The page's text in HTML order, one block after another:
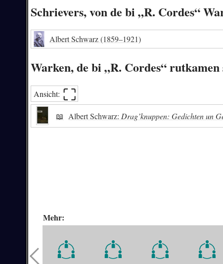
Schrievers, von de bi „R. Cordes“
Albert Schwarz(1859–1921)
Warken, de bi „R. Cordes“ rutkamen
Ansicht: ⛶︎
📖 Albert Schwarz: Drag’knuppen: Gedichten un
Mehr: